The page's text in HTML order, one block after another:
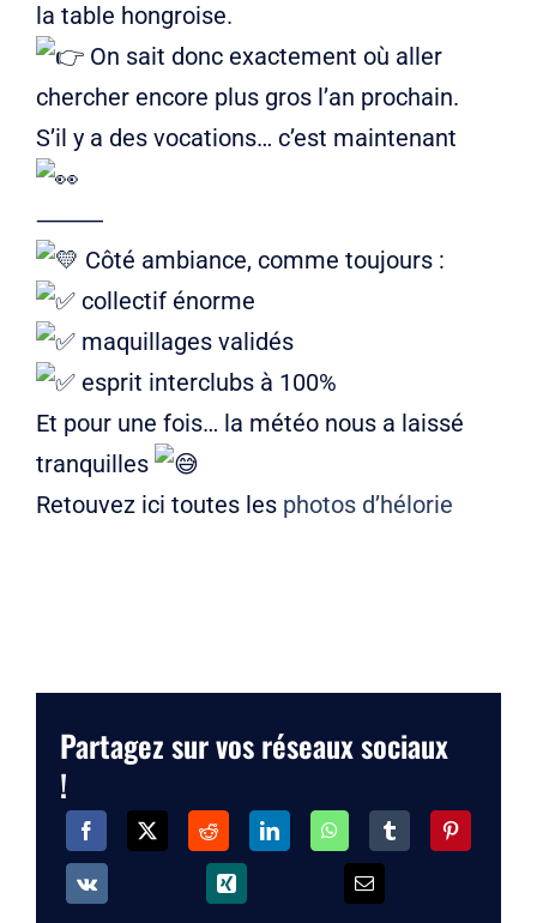
la table hongroise.
On sait donc exactement où aller
chercher encore plus gros l’an prochain.
S’il y a des vocations… c’est maintenant
⸻
Côté ambiance, comme toujours :
collectif énorme
maquillages validés
esprit interclubs à 100%
Et pour une fois… la météo nous a laissé
tranquilles
Retouvez ici toutes les photos d’hélorie
Partagez sur vos réseaux sociaux
!